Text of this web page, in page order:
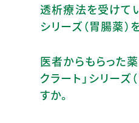
透析療法を受けてい
シリーズ（胃腸薬）
医者からもらった薬
クラート」シリーズ
すか。